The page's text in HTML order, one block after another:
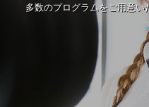
多数のプログラムをご用意い